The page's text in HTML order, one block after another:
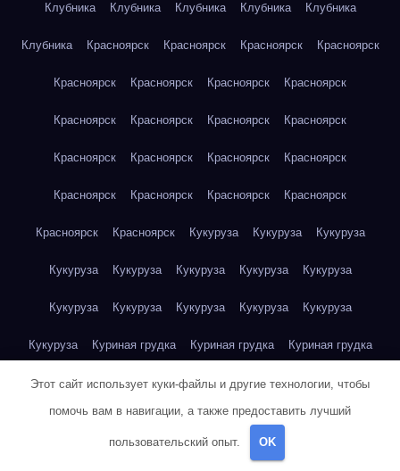
Клубника Клубника Клубника Клубника Клубника
Клубника Красноярск Красноярск Красноярск Красноярск
Красноярск Красноярск Красноярск Красноярск
Красноярск Красноярск Красноярск Красноярск
Красноярск Красноярск Красноярск Красноярск
Красноярск Красноярск Красноярск Красноярск
Красноярск Красноярск Кукуруза Кукуруза Кукуруза
Кукуруза Кукуруза Кукуруза Кукуруза Кукуруза
Кукуруза Кукуруза Кукуруза Кукуруза Кукуруза
Кукуруза Куриная грудка Куриная грудка Куриная грудка
Куриная грудка Куриная грудка Куриная грудка
Куриная грудка Куриная грудка
Куриная грудка
Этот сайт использует куки-файлы и другие технологии, чтобы
помочь вам в навигации, а также предоставить лучший
пользовательский опыт. OK